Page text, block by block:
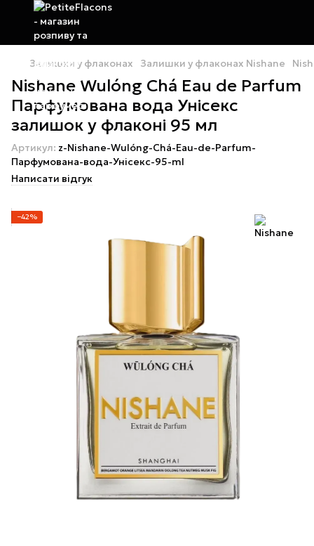
Залишки у флаконах Залишки у флаконах Nishane
Nishane Wulóng Chá Eau de Parfum
Парфумована вода Унісекс
залишок у флаконі 95 мл
Артикул: z-Nishane-Wulóng-Chá-Eau-de-Parfum-
Парфумована-вода-Унісекс-95-ml
Написати відгук
−42%